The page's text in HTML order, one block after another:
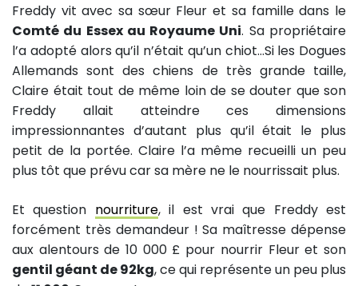
Freddy vit avec sa sœur Fleur et sa famille dans le
Comté du Essex au Royaume Uni. Sa propriétaire
l’a adopté alors qu’il n’était qu’un chiot…Si les Dogues
Allemands sont des chiens de très grande taille,
Claire était tout de même loin de se douter que son
Freddy allait atteindre ces dimensions
impressionnantes d’autant plus qu’il était le plus
petit de la portée. Claire l’a même recueilli un peu
plus tôt que prévu car sa mère ne le nourrissait plus.
Et question nourriture, il est vrai que Freddy est
forcément très demandeur ! Sa maîtresse dépense
aux alentours de 10 000 £ pour nourrir Fleur et son
gentil géant de 92kg, ce qui représente un peu plus